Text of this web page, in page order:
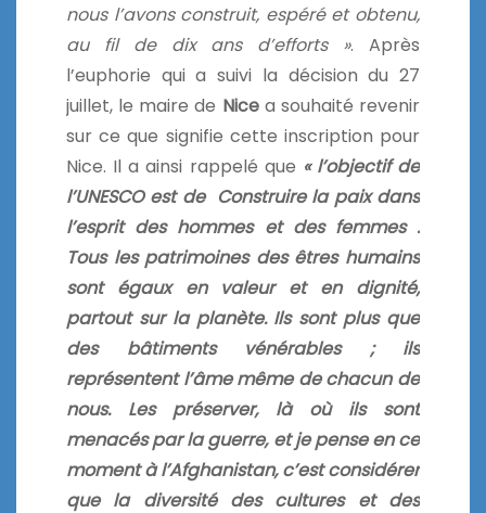
nous l’avons construit, espéré et obtenu,
au fil de dix ans d’efforts ». Après
l’euphorie qui a suivi la décision du 27
juillet, le maire de Nicea souhaité revenir
sur ce que signifie cette inscription pour
Nice. Il a ainsi rappelé que « l’objectif de
l’UNESCO est de Construire la paix dans
l’esprit des hommes et des femmes .
Tous les patrimoines des êtres humains
sont égaux en valeur et en dignité,
partout sur la planète. Ils sont plus que
des bâtiments vénérables ; ils
représentent l’âme même de chacun de
nous. Les préserver, là où ils sont
menacés par la guerre, et je pense en ce
moment à l’Afghanistan, c’est considérer
que la diversité des cultures et des